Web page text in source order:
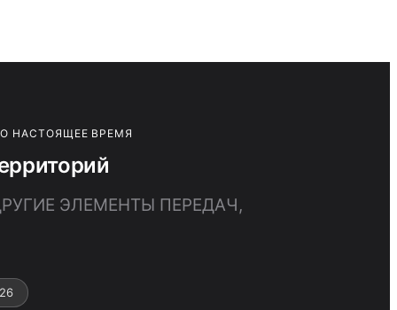
НАСТОЯЩЕЕ ВРЕМЯ
ЭЛЕМЕНТЫ ПЕРЕДАЧ,